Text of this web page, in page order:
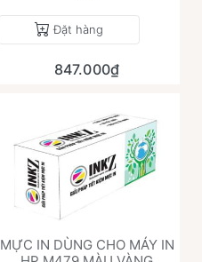
Đặt hàng
847.000₫
MỰC IN DÙNG CHO MÁY IN